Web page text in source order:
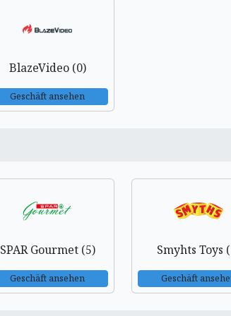
BlazeVideo (0)
Geschäft ansehen
SPAR Gourmet (5)
Geschäft ansehen
Smyhts Toys
Geschäft